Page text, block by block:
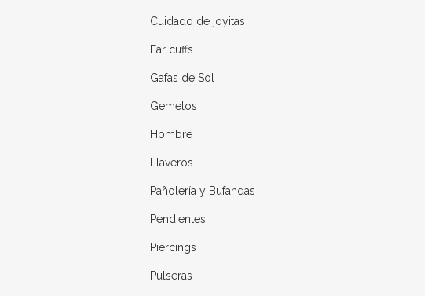
Cuidado de joyitas
Ear cuffs
Gafas de Sol
Gemelos
Hombre
Llaveros
Pañolería y Bufandas
Pendientes
Piercings
Pulseras